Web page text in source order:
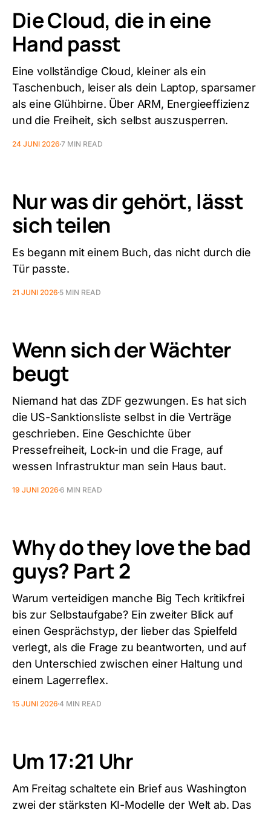
Die Cloud, die in eine
Hand passt
Eine vollständige Cloud, kleiner als ein
Taschenbuch, leiser als dein Laptop, sparsamer
als eine Glühbirne. Über ARM, Energieeffizienz
und die Freiheit, sich selbst auszusperren.
24 JUNI 2026 7 MIN READ
Nur was dir gehört, lässt
sich teilen
Es begann mit einem Buch, das nicht durch die
Tür passte.
21 JUNI 2026 5 MIN READ
Wenn sich der Wächter
beugt
Niemand hat das ZDF gezwungen. Es hat sich
die US-Sanktionsliste selbst in die Verträge
geschrieben. Eine Geschichte über
Pressefreiheit, Lock-in und die Frage, auf
wessen Infrastruktur man sein Haus baut.
19 JUNI 2026 6 MIN READ
Why do they love the bad
guys? Part 2
Warum verteidigen manche Big Tech kritikfrei
bis zur Selbstaufgabe? Ein zweiter Blick auf
einen Gesprächstyp, der lieber das Spielfeld
verlegt, als die Frage zu beantworten, und auf
den Unterschied zwischen einer Haltung und
einem Lagerreflex.
15 JUNI 2026 4 MIN READ
Um 17:21 Uhr
Am Freitag schaltete ein Brief aus Washington
zwei der stärksten KI-Modelle der Welt ab. Das